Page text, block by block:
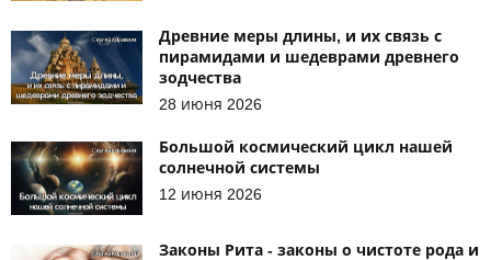
Древние меры длины, и их связь с
пирамидами и шедеврами древнего
зодчества
28 июня 2026
Большой космический цикл нашей
солнечной системы
12 июня 2026
Законы Рита - законы о чистоте рода и